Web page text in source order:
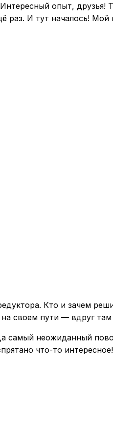
опыт, друзья!
И тут началось! Мой
Кто и зачем
своем пути — вдруг там
самый неожиданный
что-то интересное!